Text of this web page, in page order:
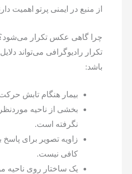
از منبع در ایمنی پرتو اهمیت
چرا گاهی عکس تکرار
تکرار رادیوگرافی می‌تواند
باشد:
بیمار هنگام تابش
بخشی از ناحیه
نگرفته است.
زاویه تصویر برای
کافی نیست.
یک ساختار روی ناحیه